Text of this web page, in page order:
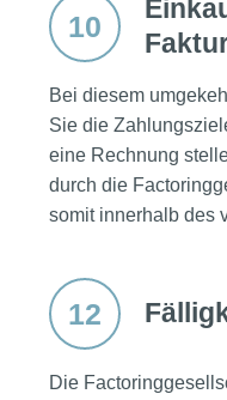
10
Bei diesem
Sie die
eine Rechnung
durch die
somit innerhalb des
12
Die